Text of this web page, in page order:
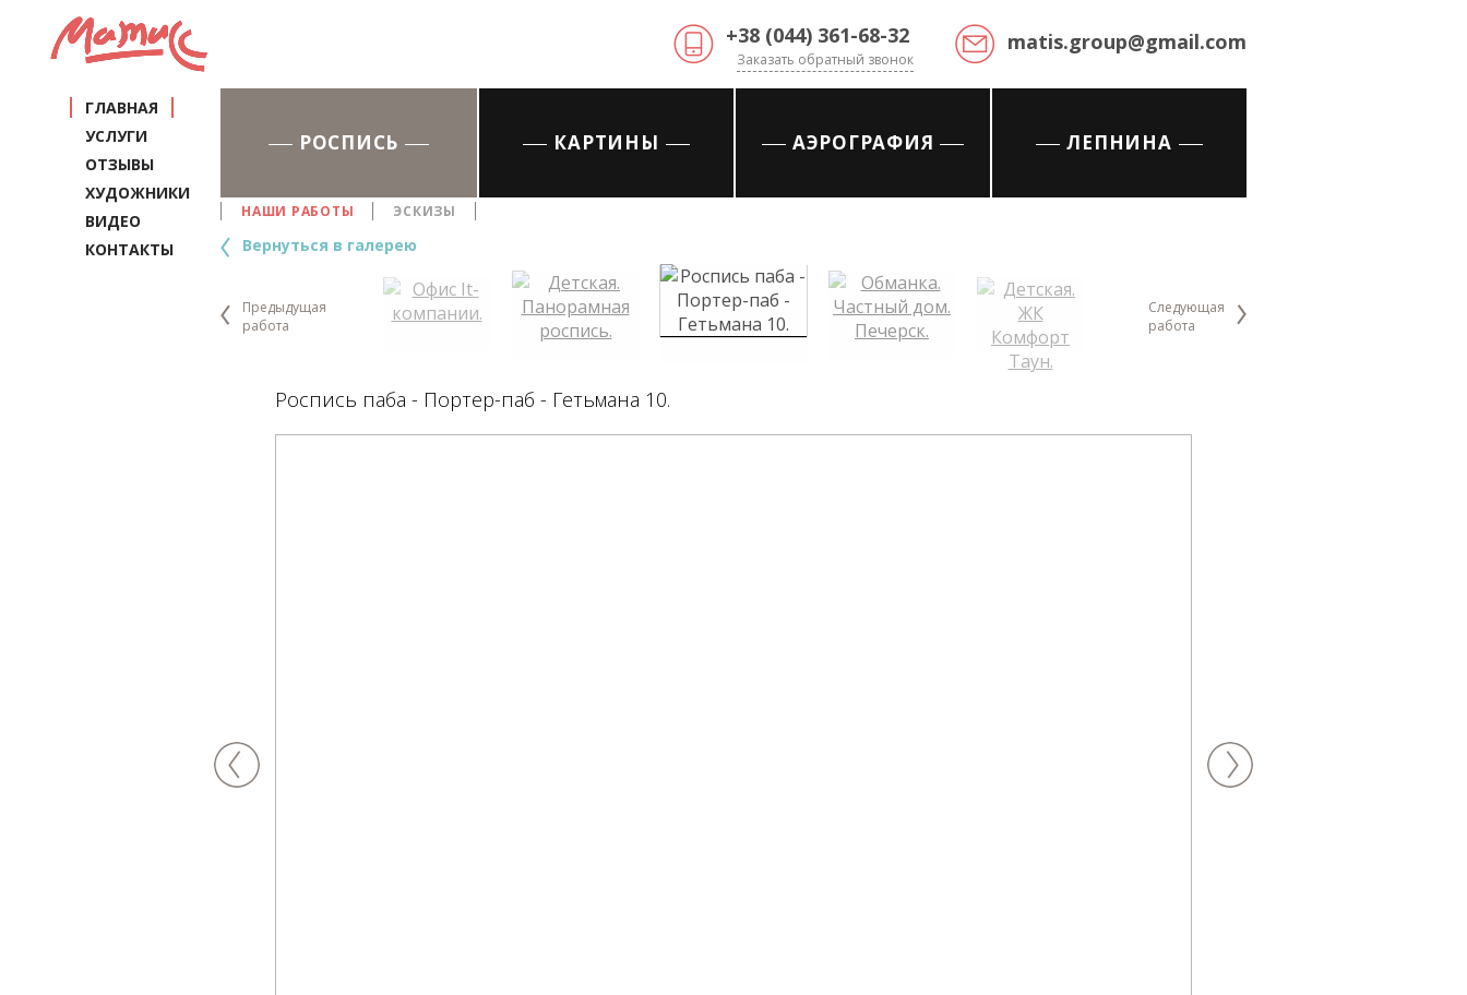
matis.group@gmail.com
+38 (044) 361-68-32
Заказать обратный звонок
ГЛАВНАЯ
УСЛУГИ
ОТЗЫВЫ
ХУДОЖНИКИ
ВИДЕО
КОНТАКТЫ
РОСПИСЬ
НАШИ РАБОТЫ ЭСКИЗЫ
КАРТИНЫ АЭРОГРАФИЯ ЛЕПНИНА
Вернуться в галерею
Предыдущая
работа
Следующая
работа
Роспись паба - Портер-паб - Гетьмана 10.